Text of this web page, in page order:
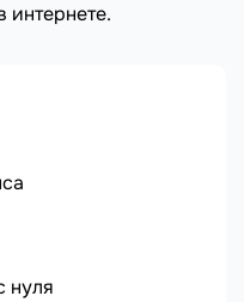
интернете.
нуля